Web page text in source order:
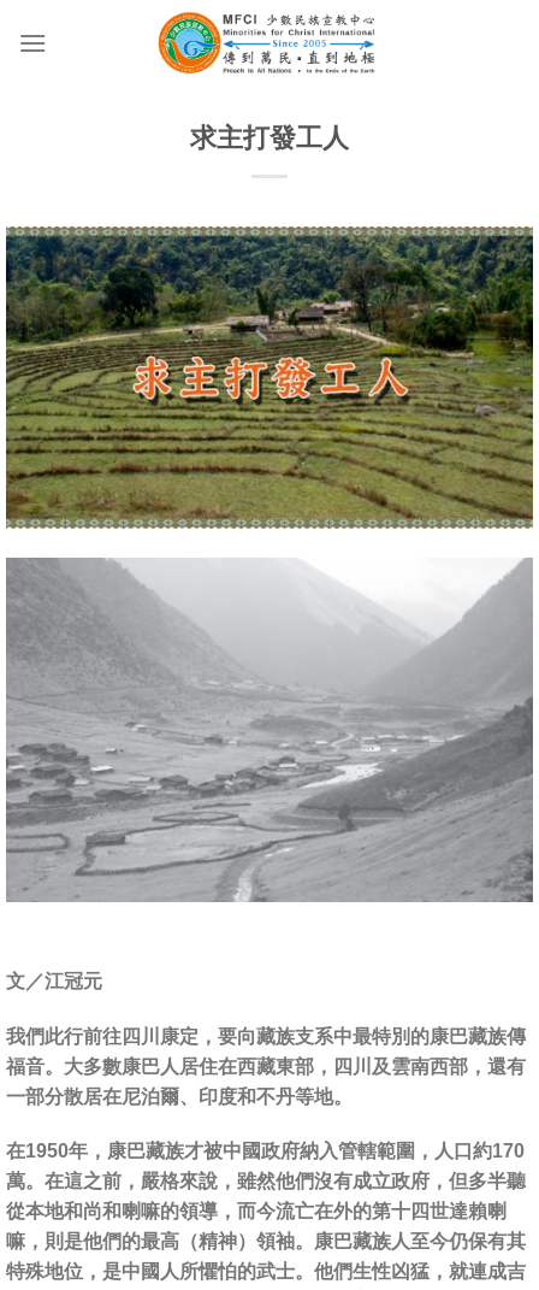
求主打發工人
文／江冠元
我們此行前往四川康定，要向藏族支系中最特別的康巴藏族傳
福音。大多數康巴人居住在西藏東部，四川及雲南西部，還有
一部分散居在尼泊爾、印度和不丹等地。
在1950年，康巴藏族才被中國政府納入管轄範圍，人口約170
萬。在這之前，嚴格來說，雖然他們沒有成立政府，但多半聽
從本地和尚和喇嘛的領導，而今流亡在外的第十四世達賴喇
嘛，則是他們的最高（精神）領袖。康巴藏族人至今仍保有其
特殊地位，是中國人所懼怕的武士。他們生性凶猛，就連成吉